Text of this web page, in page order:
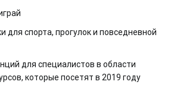
для спорта, прогулок и повседневной
для специалистов в области
которые посетят в 2019 году